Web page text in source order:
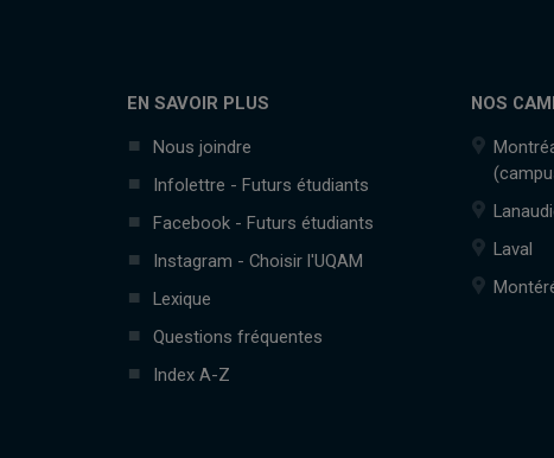
EN SAVOIR PLUS
Nous joindre
Infolettre - Futurs étudiants
Facebook - Futurs étudiants
Instagram - Choisir l'UQAM
Lexique
Questions fréquentes
Index A-Z
NOS
Laval